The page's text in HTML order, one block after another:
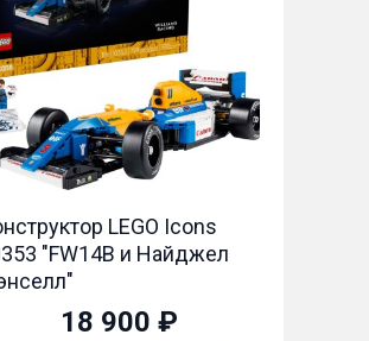
LEGO Icons
"FW14B и Найджел
18 900 ₽